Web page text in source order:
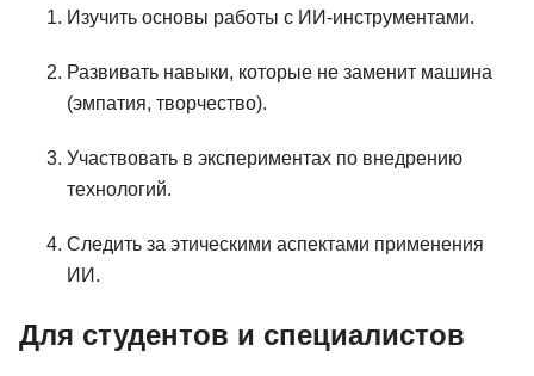
Изучить основы работы с ИИ-инструментами.
Развивать навыки, которые не заменит машина
(эмпатия, творчество).
Участвовать в экспериментах по внедрению
технологий.
Следить за этическими аспектами применения
ИИ.
Для студентов и специалистов